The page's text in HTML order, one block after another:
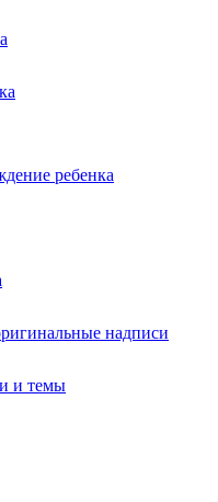
ребенка
надписи
и темы